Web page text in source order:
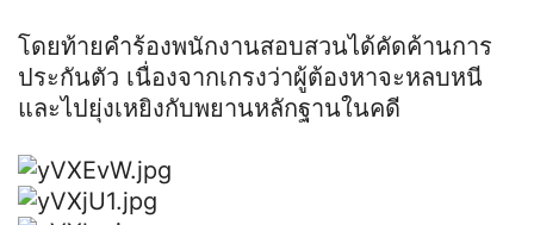
โดยท้ายคำร้องพนักงานสอบสวนได้คัดค้านการ
ประกันตัว เนื่องจากเกรงว่าผู้ต้องหาจะหลบหนี
และไปยุ่งเหยิงกับพยานหลักฐานในคดี